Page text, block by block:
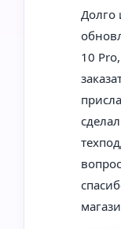
Долго
10